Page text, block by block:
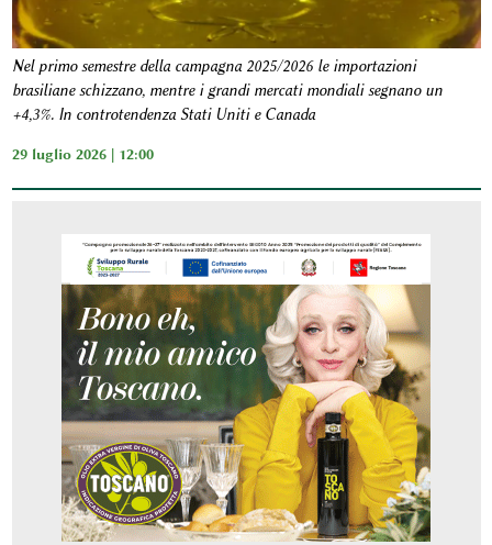
Nel primo semestre della campagna 2025/2026 le importazioni
brasiliane schizzano, mentre i grandi mercati mondiali segnano un
+4,3%. In controtendenza Stati Uniti e Canada
29 luglio 2026 | 12:00